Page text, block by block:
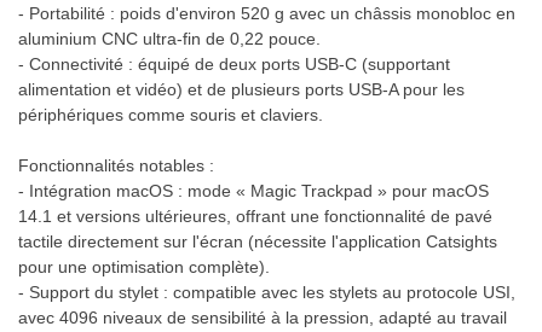
- Portabilité : poids d'environ 520 g avec un châssis monobloc en
aluminium CNC ultra-fin de 0,22 pouce.
- Connectivité : équipé de deux ports USB-C (supportant
alimentation et vidéo) et de plusieurs ports USB-A pour les
périphériques comme souris et claviers.
Fonctionnalités notables :
- Intégration macOS : mode « Magic Trackpad » pour macOS
14.1 et versions ultérieures, offrant une fonctionnalité de pavé
tactile directement sur l'écran (nécessite l'application Catsights
pour une optimisation complète).
- Support du stylet : compatible avec les stylets au protocole USI,
avec 4096 niveaux de sensibilité à la pression, adapté au travail